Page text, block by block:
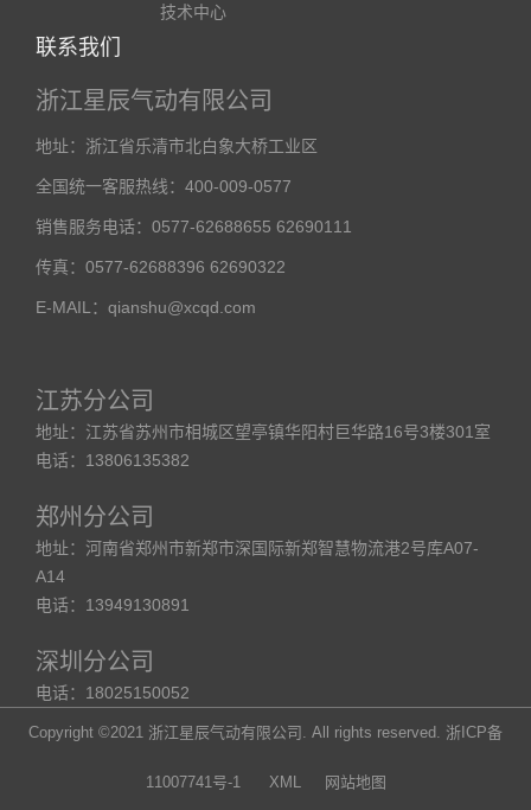
技术中心
联系我们
浙江星辰气动有限公司
地址：浙江省乐清市北白象大桥工业区
全国统一客服热线：400-009-0577
销售服务电话：0577-62688655 62690111
传真：0577-62688396 62690322
E-MAIL：qianshu@xcqd.com
江苏分公司
地址：江苏省苏州市相城区望亭镇华阳村巨华路16号3楼301室
电话：13806135382
郑州分公司
地址：河南省郑州市新郑市深国际新郑智慧物流港2号库A07-
A14
电话：13949130891
深圳分公司
电话：18025150052
Copyright ©2021 浙江星辰气动有限公司. All rights reserved. 浙ICP备
11007741号-1 XML 网站地图